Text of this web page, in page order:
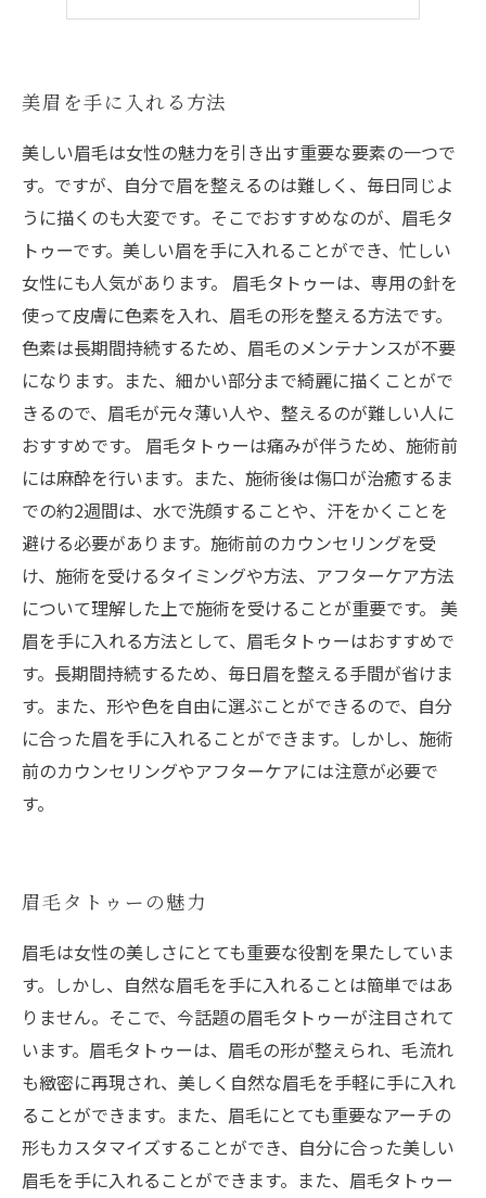
美眉を手に入れる方法
美しい眉毛は女性の魅力を引き出す重要な要素の一つで
す。ですが、自分で眉を整えるのは難しく、毎日同じよ
うに描くのも大変です。そこでおすすめなのが、眉毛タ
トゥーです。美しい眉を手に入れることができ、忙しい
女性にも人気があります。 眉毛タトゥーは、専用の針を
使って皮膚に色素を入れ、眉毛の形を整える方法です。
色素は長期間持続するため、眉毛のメンテナンスが不要
になります。また、細かい部分まで綺麗に描くことがで
きるので、眉毛が元々薄い人や、整えるのが難しい人に
おすすめです。 眉毛タトゥーは痛みが伴うため、施術前
には麻酔を行います。また、施術後は傷口が治癒するま
での約2週間は、水で洗顔することや、汗をかくことを
避ける必要があります。施術前のカウンセリングを受
け、施術を受けるタイミングや方法、アフターケア方法
について理解した上で施術を受けることが重要です。 美
眉を手に入れる方法として、眉毛タトゥーはおすすめで
す。長期間持続するため、毎日眉を整える手間が省けま
す。また、形や色を自由に選ぶことができるので、自分
に合った眉を手に入れることができます。しかし、施術
前のカウンセリングやアフターケアには注意が必要で
す。
眉毛タトゥーの魅力
眉毛は女性の美しさにとても重要な役割を果たしていま
す。しかし、自然な眉毛を手に入れることは簡単ではあ
りません。そこで、今話題の眉毛タトゥーが注目されて
います。眉毛タトゥーは、眉毛の形が整えられ、毛流れ
も緻密に再現され、美しく自然な眉毛を手軽に手に入れ
ることができます。また、眉毛にとても重要なアーチの
形もカスタマイズすることができ、自分に合った美しい
眉毛を手に入れることができます。また、眉毛タトゥー